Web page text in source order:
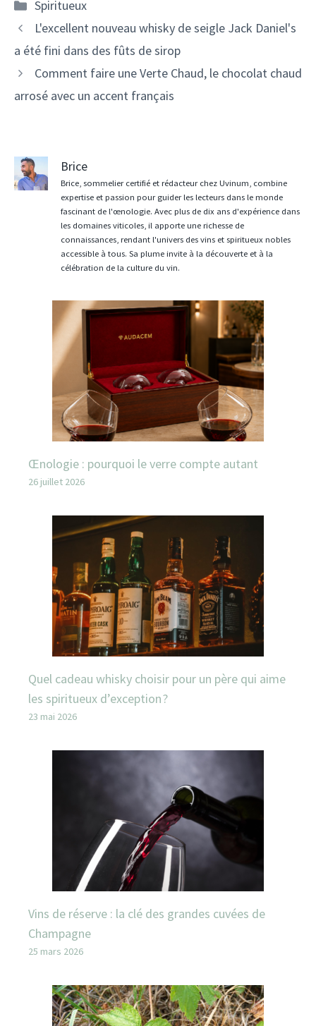
Catégories
Spiritueux
Navigation
des
L'excellent nouveau whisky de seigle Jack Daniel's
a été fini dans des fûts de sirop
Comment faire une Verte Chaud, le chocolat chaud
arrosé avec un accent français
Brice
Brice, sommelier certifié et rédacteur chez Uvinum, combine
expertise et passion pour guider les lecteurs dans le monde
fascinant de l'œnologie. Avec plus de dix ans d'expérience dans
les domaines viticoles, il apporte une richesse de
connaissances, rendant l'univers des vins et spiritueux nobles
accessible à tous. Sa plume invite à la découverte et à la
célébration de la culture du vin.
Œnologie : pourquoi le verre compte autant
26 juillet 2026
Quel cadeau whisky choisir pour un père qui aime
les spiritueux d’exception ?
23 mai 2026
Vins de réserve : la clé des grandes cuvées de
Champagne
25 mars 2026